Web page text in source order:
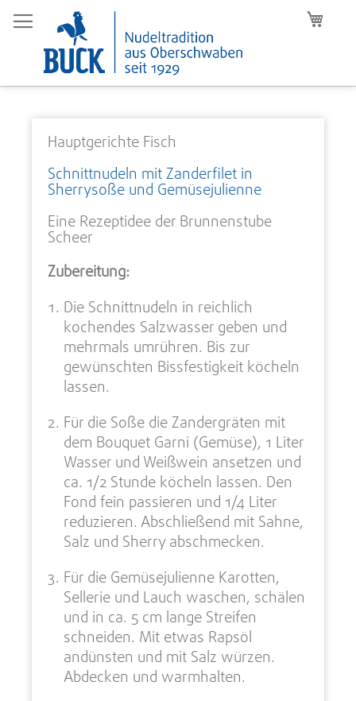
Hauptgerichte Fisch
Schnittnudeln mit Zanderfilet in
Sherrysoße und Gemüsejulienne
Eine Rezeptidee der Brunnenstube
Scheer
Zubereitung:
Die Schnittnudeln in reichlich
kochendes Salzwasser geben und
mehrmals umrühren. Bis zur
gewünschten Bissfestigkeit köcheln
lassen.
Für die Soße die Zandergräten mit
dem Bouquet Garni (Gemüse), 1 Liter
Wasser und Weißwein ansetzen und
ca. 1/2 Stunde köcheln lassen. Den
Fond fein passieren und 1/4 Liter
reduzieren. Abschließend mit Sahne,
Salz und Sherry abschmecken.
Für die Gemüsejulienne Karotten,
Sellerie und Lauch waschen, schälen
und in ca. 5 cm lange Streifen
schneiden. Mit etwas Rapsöl
andünsten und mit Salz würzen.
Abdecken und warmhalten.